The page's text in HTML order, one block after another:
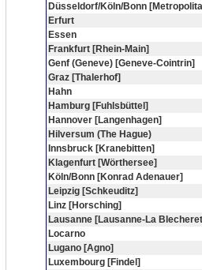
Düsseldorf/Köln/Bonn
Erfurt
Essen
Frankfurt [Rhein-Main]
Genf (Geneve) [Geneve-Cointrin]
Graz [Thalerhof]
Hahn
Hamburg [Fuhlsbüttel]
Hannover [Langenhagen]
Hilversum (The Hague)
Innsbruck [Kranebitten]
Klagenfurt [Wörthersee]
Köln/Bonn [Konrad Adenauer]
Leipzig [Schkeuditz]
Linz [Horsching]
Lausanne [Lausanne-La
Locarno
Lugano [Agno]
Luxembourg [Findel]